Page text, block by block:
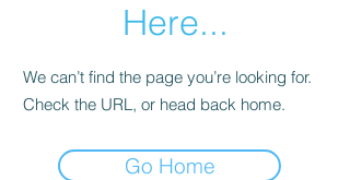
Here...
We can’t find the page you’re looking for.
Check the URL, or head back home.
Go Home